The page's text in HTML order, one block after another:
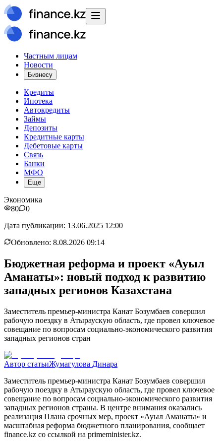
Частным лицам
Новости
Бизнесу
Кредиты
Ипотека
Автокредиты
Займы
Депозиты
Кредитные карты
Дебетовые карты
Связь
Банки
МФО
Еще
Экономика
80
0
Дата публикации: 13.06.2025 12:00
Обновлено: 8.08.2026 09:14
Бюджетная реформа и проект «Ауыл
Аманаты»: новый подход к развитию
западных регионов Казахстана
Заместитель премьер-министра Канат Бозумбаев совершил
рабочую поездку в Атыраускую область, где провел ключевое
совещание по вопросам социально-экономического развития
западных регионов стран
Автор статьиЖумагулова Динара
Заместитель премьер-министра Канат Бозумбаев совершил
рабочую поездку в Атыраускую область, где провел ключевое
совещание по вопросам социально-экономического развития
западных регионов страны. В центре внимания оказались
реализация Плана срочных мер, проект «Ауыл Аманаты» и
масштабная реформа бюджетного планирования, сообщает
finance.kz со ссылкой на primeminister.kz.